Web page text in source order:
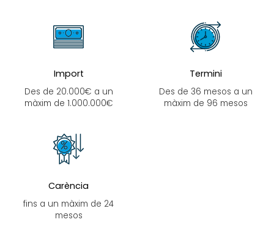
Import
Des de 20.000€ a un
màxim de 1.000.000€
Termini
Des de 36 mesos a un
màxim de 96 mesos
Carència
fins a un màxim de 24
mesos